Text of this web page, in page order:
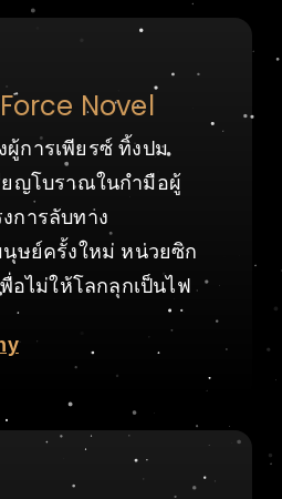
Novel
การเพียรซ์ ทิ้งปม
ยญโบราณในกำมือผู้
การลับทาง
นุษย์ครั้งใหม่ หน่วยซิก
อไม่ให้โลกลุกเป็นไฟ